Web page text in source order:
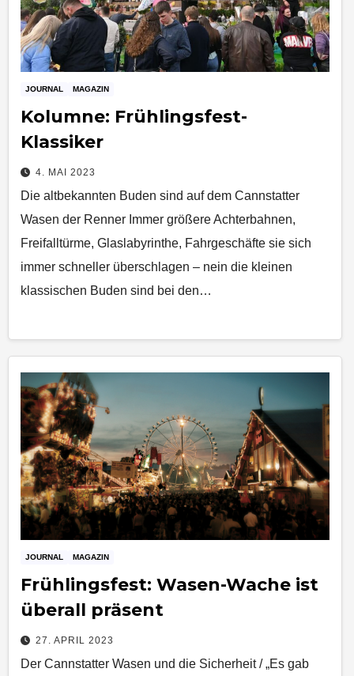
JOURNAL MAGAZIN
Kolumne: Frühlingsfest-
Klassiker
4. MAI 2023
Die altbekannten Buden sind auf dem Cannstatter
Wasen der Renner Immer größere Achterbahnen,
Freifalltürme, Glaslabyrinthe, Fahrgeschäfte sie sich
immer schneller überschlagen – nein die kleinen
klassischen Buden sind bei den…
JOURNAL MAGAZIN
Frühlingsfest: Wasen-Wache ist
überall präsent
27. APRIL 2023
Der Cannstatter Wasen und die Sicherheit / „Es gab